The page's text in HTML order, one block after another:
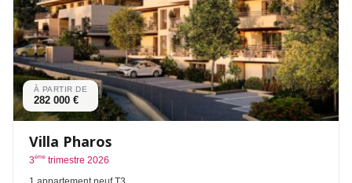
À PARTIR DE
282 000 €
Villa Pharos
3ème trimestre 2026